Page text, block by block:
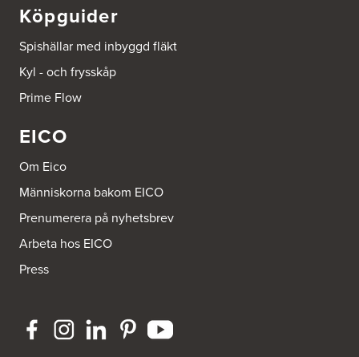
Köpguider
Spishällar med inbyggd fläkt
Kyl - och frysskåp
Prime Flow
EICO
Om Eico
Människorna bakom EICO
Prenumerera på nyhetsbrev
Arbeta hos EICO
Press